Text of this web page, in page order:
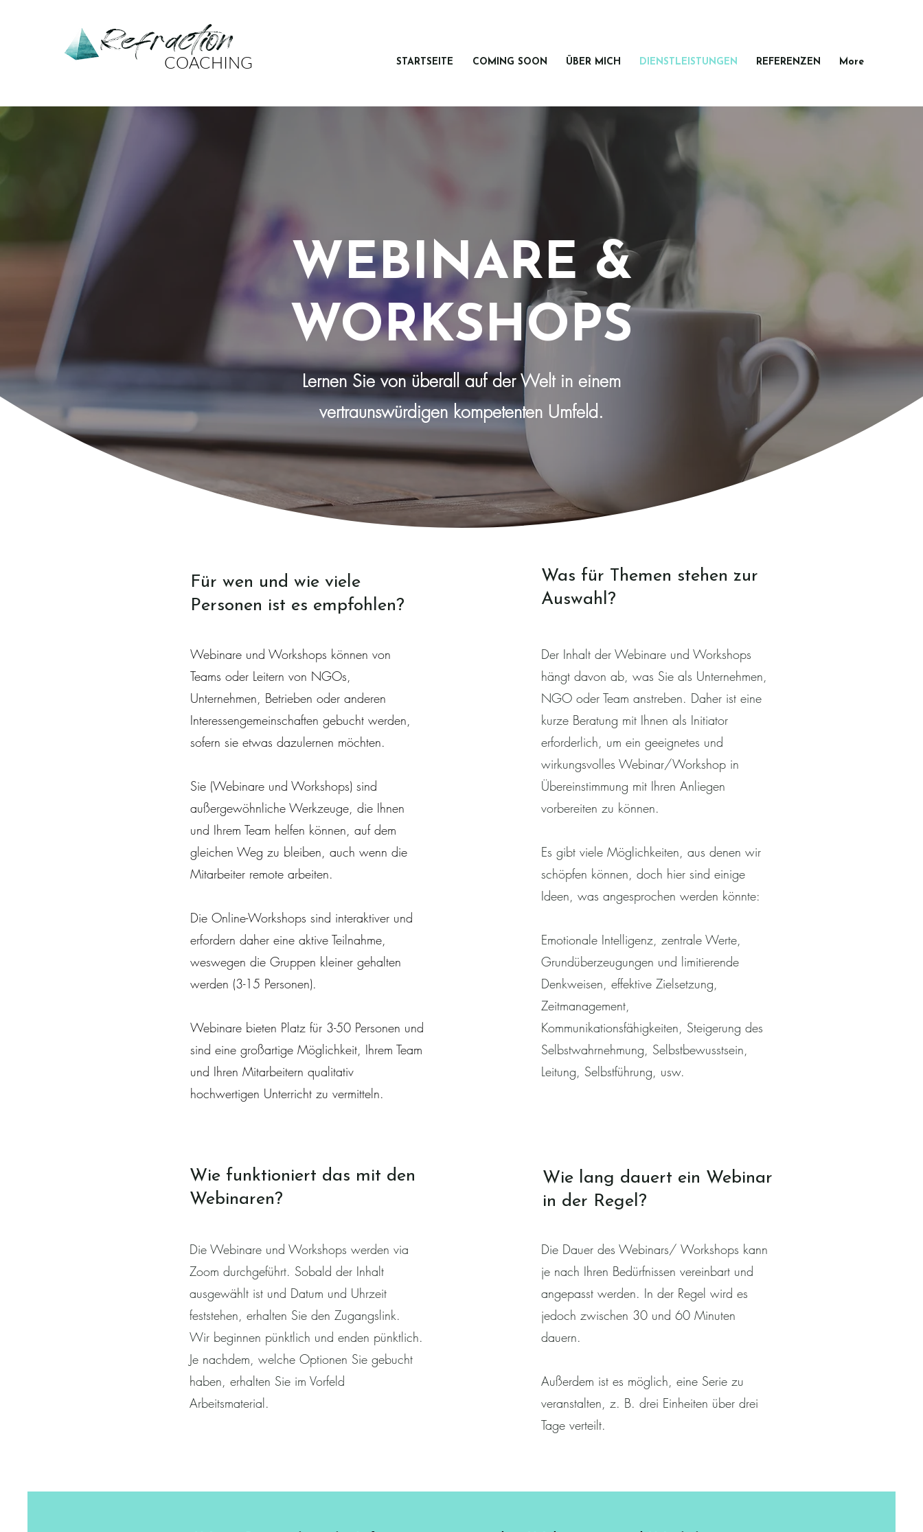
Refraction
COACHING STARTSEITE COMING SOON ÜBER MICH DIENSTLEISTUNGEN REFERENZEN More
WEBINARE &
WORKSHOPS
Lernen Sie von überall auf der Welt in einem
vertraunswürdigen kompetenten Umfeld.
Für wen und wie viele
Personen ist es empfohlen?
Webinare und Workshops können von
Teams oder Leitern von NGOs,
Unternehmen, Betrieben oder anderen
Interessengemeinschaften gebucht werden,
sofern sie etwas dazulernen möchten.
Sie (Webinare und Workshops) sind
außergewöhnliche Werkzeuge, die Ihnen
und Ihrem Team helfen können, auf dem
gleichen Weg zu bleiben, auch wenn die
Mitarbeiter remote arbeiten.
Die Online-Workshops sind interaktiver und
erfordern daher eine aktive Teilnahme,
weswegen die Gruppen kleiner gehalten
werden (3-15 Personen).
Webinare bieten Platz für 3-50 Personen und
sind eine großartige Möglichkeit, Ihrem Team
und Ihren Mitarbeitern qualitativ
hochwertigen Unterricht zu vermitteln.
Was für Themen stehen zur
Auswahl?
Der Inhalt der Webinare und Workshops
hängt davon ab, was Sie als Unternehmen,
NGO oder Team anstreben. Daher ist eine
kurze Beratung mit Ihnen als Initiator
erforderlich, um ein geeignetes und
wirkungsvolles Webinar/Workshop in
Übereinstimmung mit Ihren Anliegen
vorbereiten zu können.
Es gibt viele Möglichkeiten, aus denen wir
schöpfen können, doch hier sind einige
Ideen, was angesprochen werden könnte:
Emotionale Intelligenz, zentrale Werte,
Grundüberzeugungen und limitierende
Denkweisen, effektive Zielsetzung,
Zeitmanagement,
Kommunikationsfähigkeiten, Steigerung des
Selbstwahrnehmung, Selbstbewusstsein,
Leitung, Selbstführung, usw.
Wie funktioniert das mit den
Webinaren?
Die Webinare und Workshops werden via
Zoom durchgeführt. Sobald der Inhalt
ausgewählt ist und Datum und Uhrzeit
feststehen, erhalten Sie den Zugangslink.
Wir beginnen pünktlich und enden pünktlich.
Je nachdem, welche Optionen Sie gebucht
haben, erhalten Sie im Vorfeld
Arbeitsmaterial.
Wie lang dauert ein Webinar
in der Regel?
Die Dauer des Webinars/ Workshops kann
je nach Ihren Bedürfnissen vereinbart und
angepasst werden. In der Regel wird es
jedoch zwischen 30 und 60 Minuten
dauern.
Außerdem ist es möglich, eine Serie zu
veranstalten, z. B. drei Einheiten über drei
Tage verteilt.